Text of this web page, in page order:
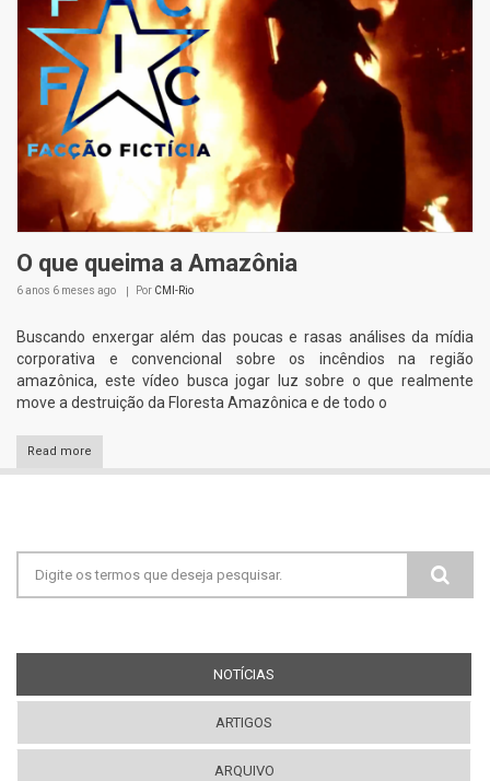
O que queima a Amazônia
6 anos 6 meses ago Por CMI-Rio
Buscando enxergar além das poucas e rasas análises da mídia
corporativa e convencional sobre os incêndios na região
amazônica, este vídeo busca jogar luz sobre o que realmente
move a destruição da Floresta Amazônica e de todo o
Read more
Formulário de busca
NOTÍCIAS
ARTIGOS
ARQUIVO